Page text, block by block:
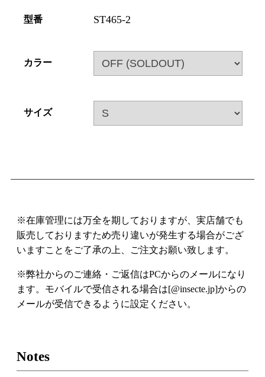
型番 ST465-2
カラー
サイズ
※在庫管理には万全を期しておりますが、実店舗でも
販売しておりますため売り違いが発生する場合がござ
いますことをご了承の上、ご注文お願い致します。
※弊社からのご連絡・ご返信はPCからのメールになり
ます。モバイルで受信される場合は[@insecte.jp]からの
メールが受信できるように設定ください。
Notes